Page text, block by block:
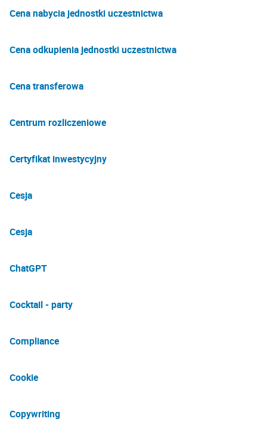
Cena nabycia jednostki uczestnictwa
Cena odkupienia jednostki uczestnictwa
Cena transferowa
Centrum rozliczeniowe
Certyfikat inwestycyjny
Cesja
Cesja
ChatGPT
Cocktail - party
Compliance
Cookie
Copywriting